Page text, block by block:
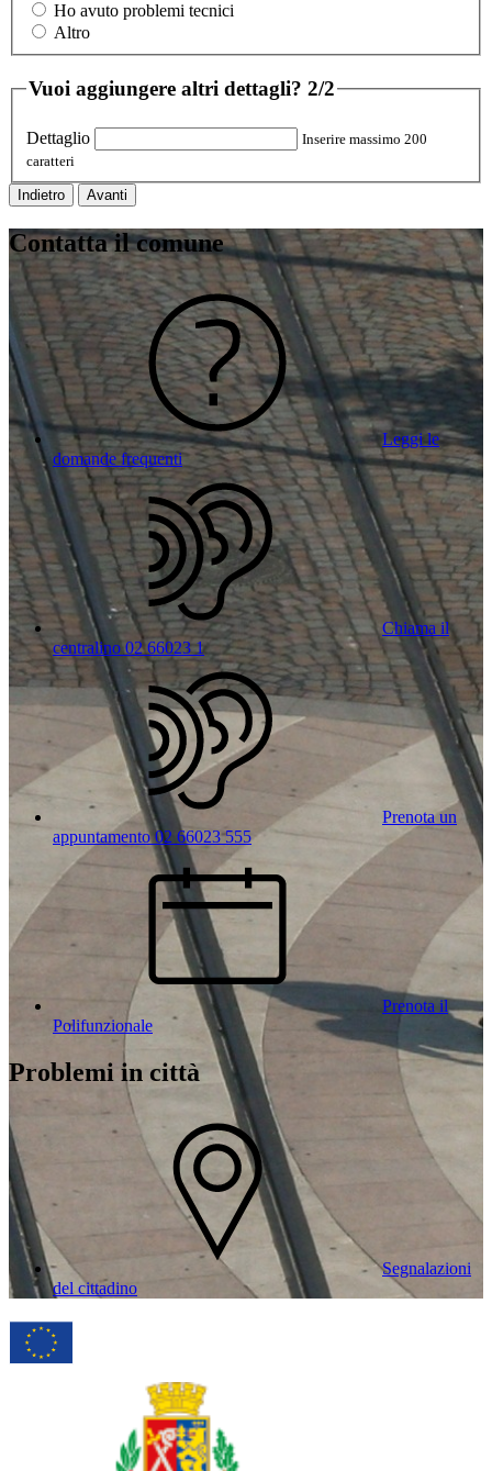
Ho avuto problemi tecnici
Altro
Vuoi aggiungere altri dettagli? 2/2
Dettaglio
Inserire massimo 200
caratteri
Indietro Avanti
Contatta il comune
Leggi le
domande frequenti
Chiama il
centralino 02 66023 1
Prenota un
appuntamento 02 66023 555
Prenota il
Polifunzionale
Problemi in città
Segnalazioni
del cittadino